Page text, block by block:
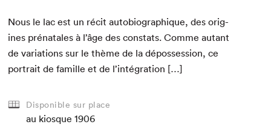
Nous le lac est un réc­it auto­bi­ographique, des orig­
ines pré­na­tales à l’âge des con­stats. Comme autant
de vari­a­tions sur le thème de la dépos­ses­sion, ce
por­trait de famille et de l’intégration […]
Disponible sur place
au kiosque 1906